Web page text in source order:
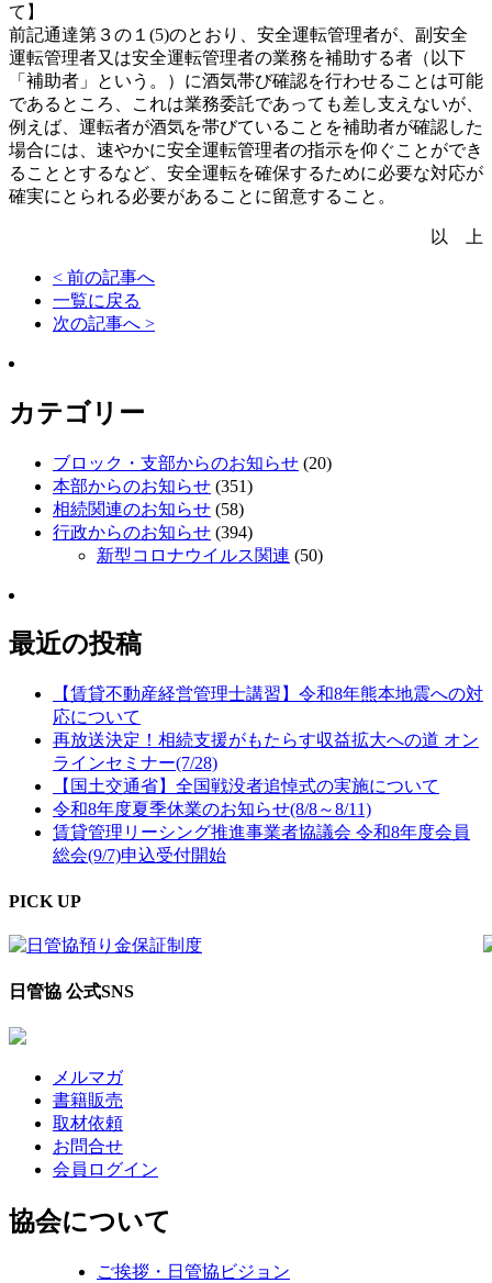
て】
前記通達第３の１(5)のとおり、安全運転管理者が、副安全
運転管理者又は安全運転管理者の業務を補助する者（以下
「補助者」という。）に酒気帯び確認を行わせることは可能
であるところ、これは業務委託であっても差し支えないが、
例えば、運転者が酒気を帯びていることを補助者が確認した
場合には、速やかに安全運転管理者の指示を仰ぐことができ
ることとするなど、安全運転を確保するために必要な対応が
確実にとられる必要があることに留意すること。
以 上
< 前の記事へ
一覧に戻る
次の記事へ >
カテゴリー
ブロック・支部からのお知らせ (20)
本部からのお知らせ (351)
相続関連のお知らせ (58)
行政からのお知らせ (394)
新型コロナウイルス関連 (50)
最近の投稿
【賃貸不動産経営管理士講習】令和8年熊本地震への対
応について
再放送決定！相続支援がもたらす収益拡大への道 オン
ラインセミナー(7/28)
【国土交通省】全国戦没者追悼式の実施について
令和8年度夏季休業のお知らせ(8/8～8/11)
賃貸管理リーシング推進事業者協議会 令和8年度会員
総会(9/7)申込受付開始
PICK UP
日管協 公式SNS
メルマガ
書籍販売
取材依頼
お問合せ
会員ログイン
協会について
ご挨拶・日管協ビジョン